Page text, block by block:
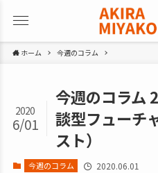
ホーム 今週のコラム
今週のコラム
談型フューチ
スト）
2020
6/01
今週のコラム 2020.06.01